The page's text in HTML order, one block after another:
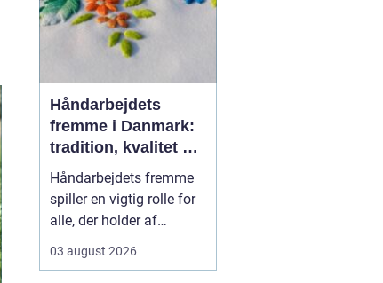
Håndarbejdets
fremme i Danmark:
tradition, kvalitet og
kreativ ro
Håndarbejdets fremme
spiller en vigtig rolle for
alle, der holder af
arbejde med garn. Når vi
03 august 2026